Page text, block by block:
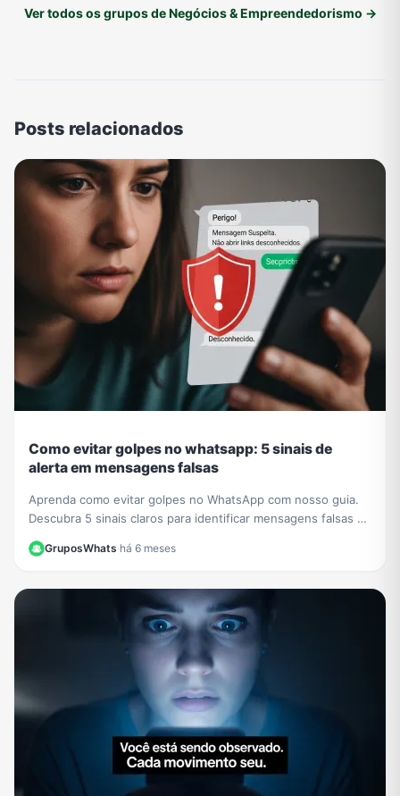
Ver todos os grupos de Negócios & Empreendedorismo →
Posts relacionados
Como evitar golpes no whatsapp: 5 sinais de
alerta em mensagens falsas
Aprenda como evitar golpes no WhatsApp com nosso guia.
Descubra 5 sinais claros para identificar mensagens falsas e
proteger seus dados de criminosos.
GruposWhats·há 6 meses